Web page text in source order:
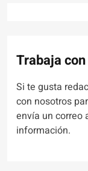
Trabaja
Si te gusta
con nosotros
envía un correo
información.